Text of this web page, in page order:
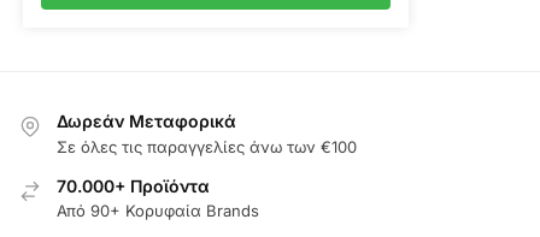
Δωρεάν Μεταφορικά
Σε όλες τις παραγγελίες άνω των €100
70.000+ Προϊόντα
Από 90+ Κορυφαία Brands